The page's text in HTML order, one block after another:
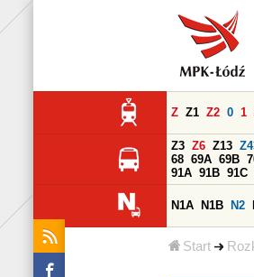
Start
Z Z1 Z2 0 1
Z3 Z6 Z13
68 69A 69B
91A 91B 91C
N1A N1B N2